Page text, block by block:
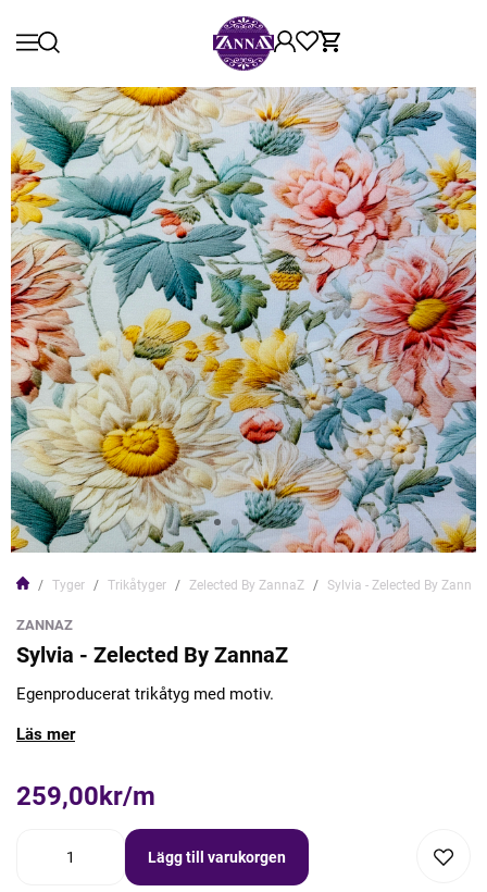
Tyger Trikåtyger Zelected By ZannaZ Sylvia - Zelected By ZannaZ
ZANNAZ
Sylvia - Zelected By ZannaZ
Egenproducerat trikåtyg med motiv.
Läs mer
259,00kr/m
Lägg till varukorgen